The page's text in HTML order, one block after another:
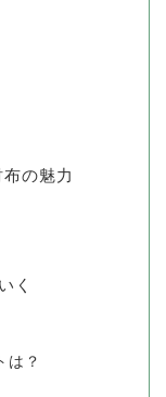
の魅力
く
は？